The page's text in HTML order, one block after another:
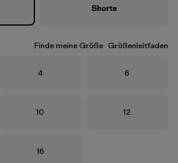
Shorts
Finde meine Größe Größenleitfaden
Größe
4 Größe
6
Größe
10 Größe
12
Größe
16